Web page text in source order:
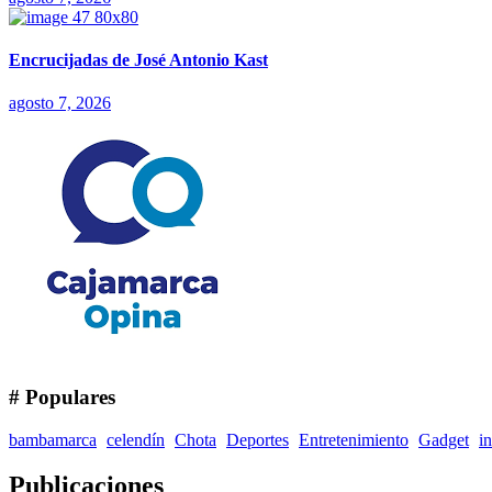
Encrucijadas de José Antonio Kast
agosto 7, 2026
# Populares
bambamarca celendín Chota Deportes Entretenimiento Gadget
Publicaciones